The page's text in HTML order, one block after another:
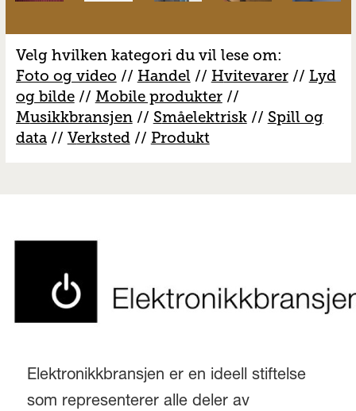
Velg hvilken kategori du vil lese om:
Foto og video // Handel // Hvitevarer// Lyd
og bilde// Mobile produkter//
Musikkbransjen// Småelektrisk// Spill og
data// Verksted// Produkt
Elektronikkbransjen er en ideell stiftelse
som representerer alle deler av